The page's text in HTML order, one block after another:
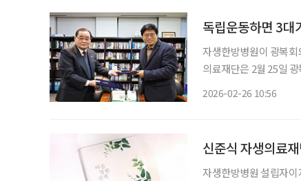
독립운동하면 3대
자생한방병원이 광복회
의료재단은 2월 25일
2026-02-26 10:56
신준식 자생의료
자생한방병원 설립자이